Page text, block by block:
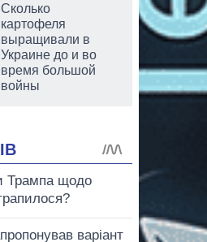
Сколько
картофеля
выращивали в
Украине до и во
время большой
войны